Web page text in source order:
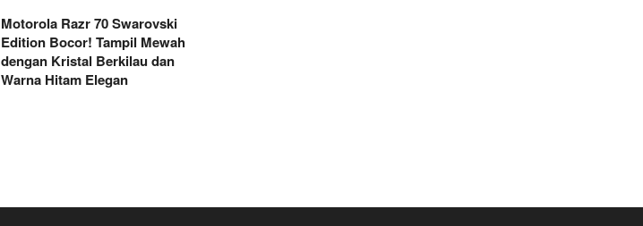
Motorola Razr 70 Swarovski
Edition Bocor! Tampil Mewah
dengan Kristal Berkilau dan
Warna Hitam Elegan